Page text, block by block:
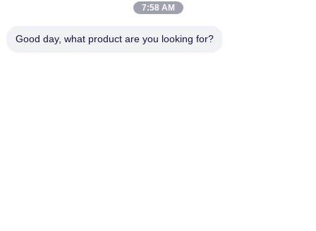
Maximaler Wickeldurchmesser 1000 mm Barcode-Etiketten-
7:58 AM
Good day, what product are you looking for?